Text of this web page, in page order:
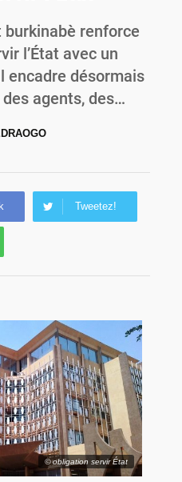
Commémoration du 4 août : Ibrahim Traoré appelle à une mobilisation totale pour la souveraineté nationale
renforce
l’État avec un
encadre désormais
agents, des…
Tweetez!
© obligation servir État